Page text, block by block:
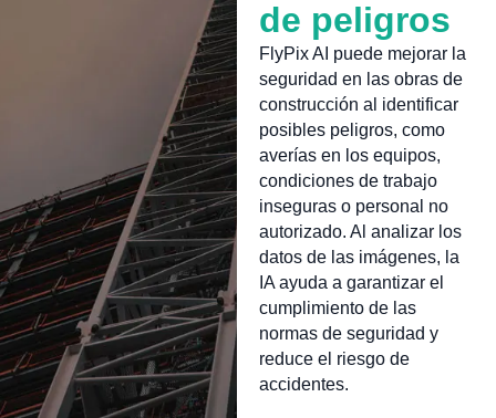
de peligros
FlyPix AI puede mejorar la
seguridad en las obras de
construcción al identificar
posibles peligros, como
averías en los equipos,
condiciones de trabajo
inseguras o personal no
autorizado. Al analizar los
datos de las imágenes, la
IA ayuda a garantizar el
cumplimiento de las
normas de seguridad y
reduce el riesgo de
accidentes.